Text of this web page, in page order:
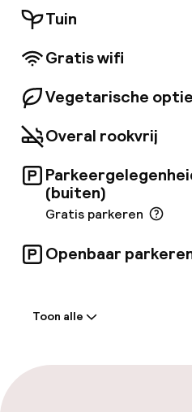
badkamer met douche.
Tuin
Gratis wifi
Vegetarische
Overal rookvrij
(buiten)
Gratis parkeren
Openbaar
Laat uitchecken
Toon alle